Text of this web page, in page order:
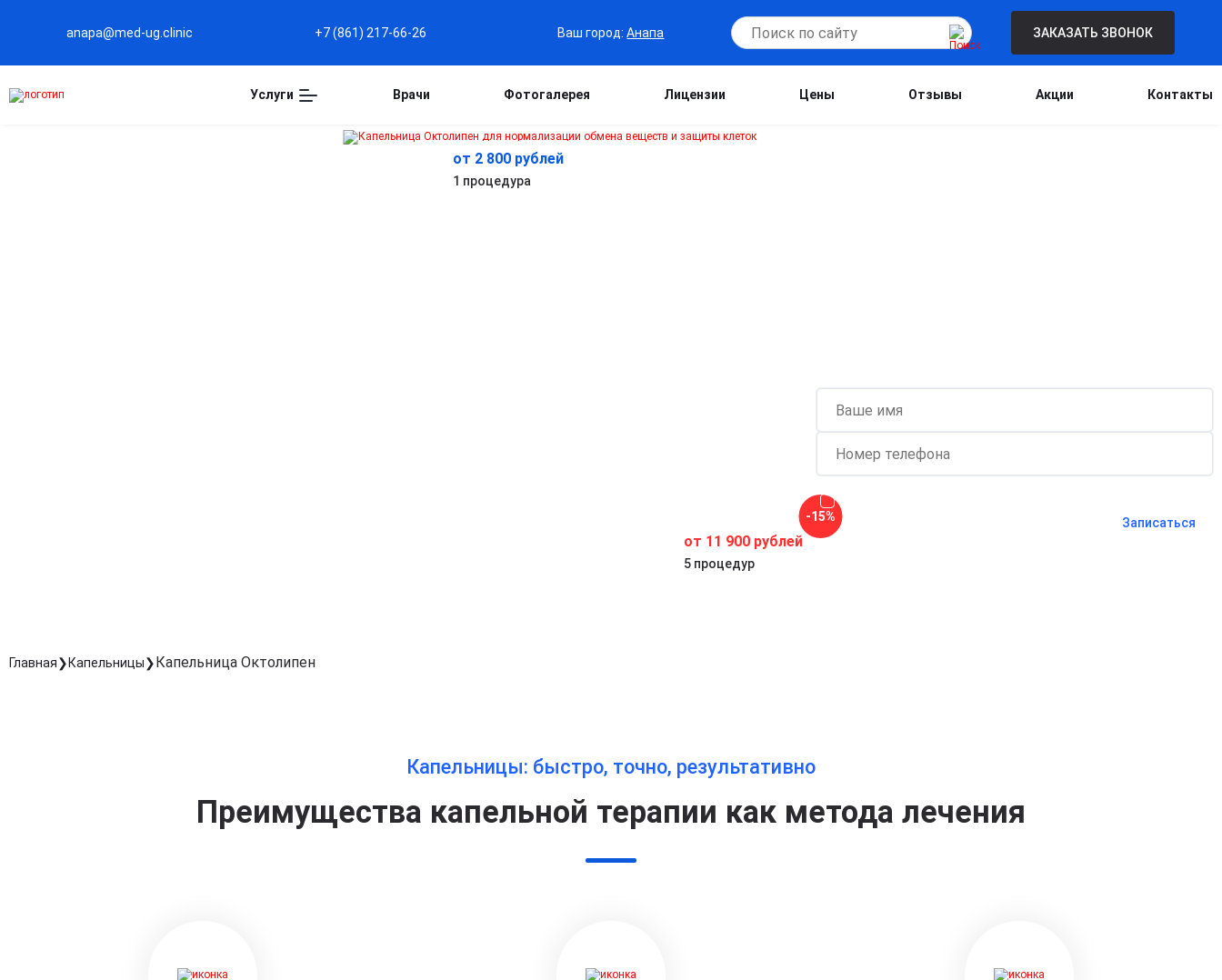
anapa@med-ug.clinic +7 (861) 217-66-26 Ваш город:Анапа ЗАКАЗАТЬ ЗВОНОК
Услуги Врачи Фотогалерея Лицензии Цены Отзывы Акции Контакты
от 2 800 рублей
1 процедура
от 11 900 рублей
5 процедур
-15% Записаться
Главная Капельницы Капельница Октолипен
Капельницы: быстро, точно, результативно
Преимущества капельной терапии как метода лечения